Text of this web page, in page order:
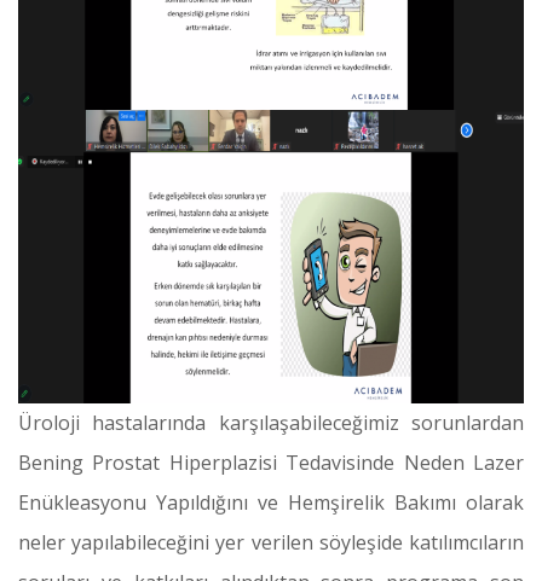
Üroloji hastalarında karşılaşabileceğimiz sorunlardan
Bening Prostat Hiperplazisi Tedavisinde Neden Lazer
Enükleasyonu Yapıldığını ve Hemşirelik Bakımı olarak
neler yapılabileceğini yer verilen söyleşide katılımcıların